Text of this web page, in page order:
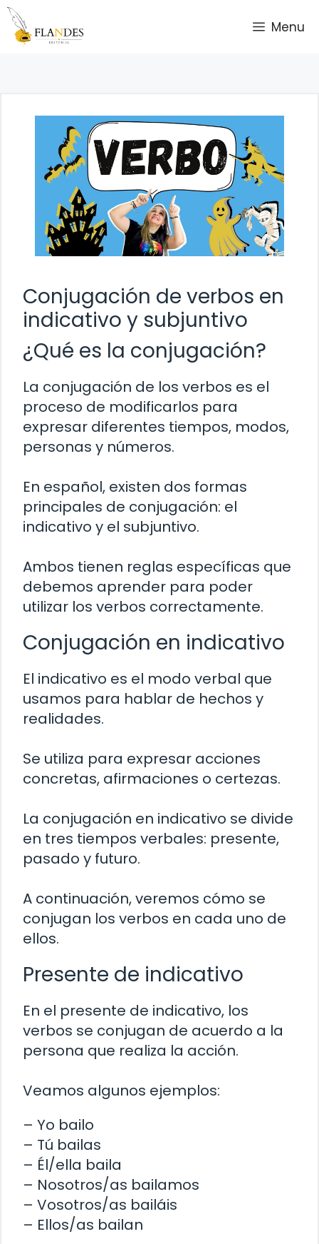
Saltar
contenido
Menu
Conjugación de verbos en
indicativo y subjuntivo
¿Qué es la conjugación?
La conjugación de los verbos es el
proceso de modificarlos para
expresar diferentes tiempos, modos,
personas y números.
En español, existen dos formas
principales de conjugación: el
indicativo y el subjuntivo.
Ambos tienen reglas específicas que
debemos aprender para poder
utilizar los verbos correctamente.
Conjugación en indicativo
El indicativo es el modo verbal que
usamos para hablar de hechos y
realidades.
Se utiliza para expresar acciones
concretas, afirmaciones o certezas.
La conjugación en indicativo se divide
en tres tiempos verbales: presente,
pasado y futuro.
A continuación, veremos cómo se
conjugan los verbos en cada uno de
ellos.
Presente de indicativo
En el presente de indicativo, los
verbos se conjugan de acuerdo a la
persona que realiza la acción.
Veamos algunos ejemplos:
– Yo bailo
– Tú bailas
– Él/ella baila
– Nosotros/as bailamos
– Vosotros/as bailáis
– Ellos/as bailan